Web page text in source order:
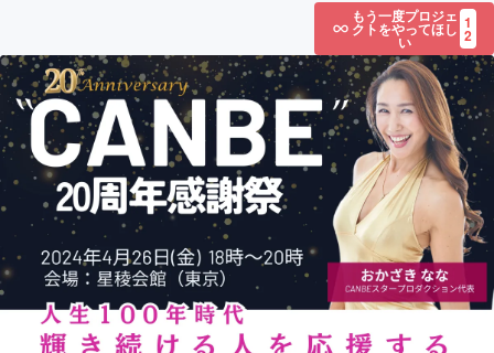
もう一度プロジェ
クトをやってほし
い
1
2